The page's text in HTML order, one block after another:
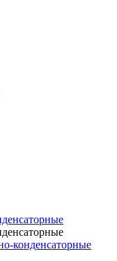
конденсаторные